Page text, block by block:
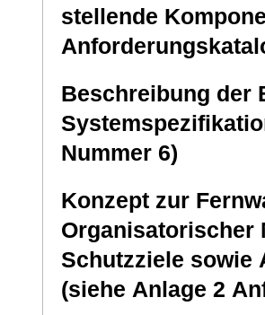
stellende
Beschreibung der
Nummer 6)
Konzept zur
Organisatorischer
Schutzziele sowie
(siehe Anlage 2